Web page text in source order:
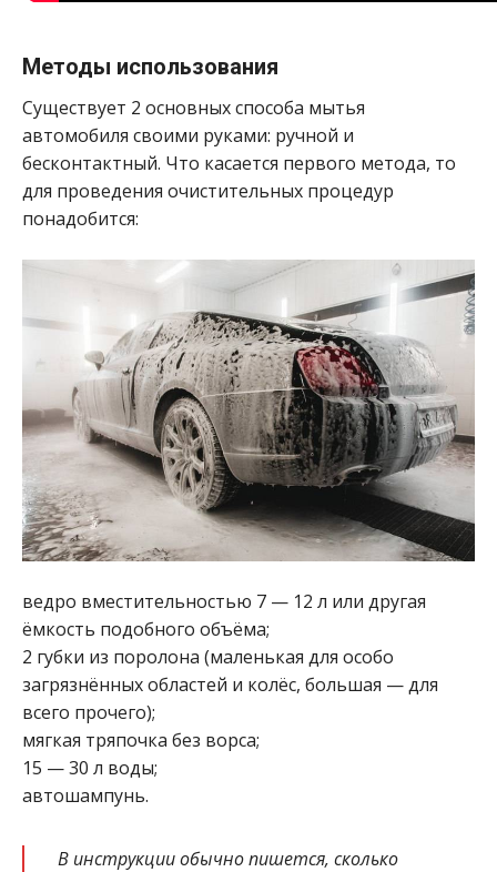
Методы использования
Существует 2 основных способа мытья
автомобиля своими руками: ручной и
бесконтактный. Что касается первого метода, то
для проведения очистительных процедур
понадобится:
ведро вместительностью 7 — 12 л или другая
ёмкость подобного объёма;
2 губки из поролона (маленькая для особо
загрязнённых областей и колёс, большая — для
всего прочего);
мягкая тряпочка без ворса;
15 — 30 л воды;
автошампунь.
В инструкции обычно пишется, сколько